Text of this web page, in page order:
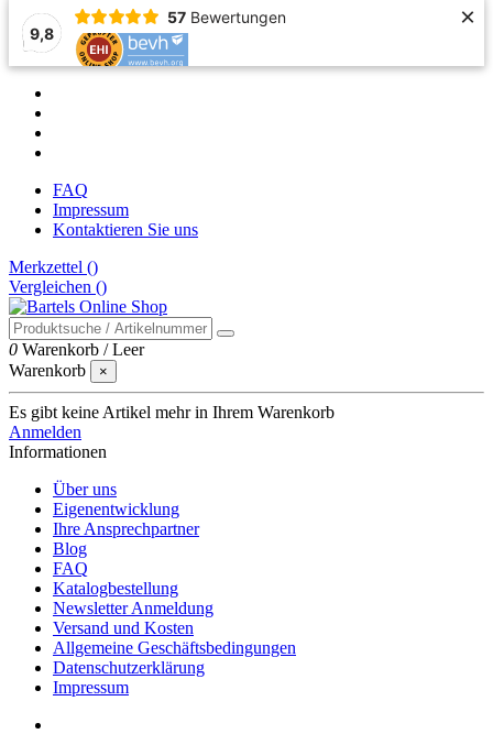
9,8
57 Bewertungen ×
FAQ
Impressum
Kontaktieren Sie uns
Merkzettel ()
Vergleichen ()
0 Warenkorb /Leer
Warenkorb
×
Es gibt keine Artikel mehr in Ihrem Warenkorb
Anmelden
Informationen
Über uns
Eigenentwicklung
Ihre Ansprechpartner
Blog
FAQ
Katalogbestellung
Newsletter Anmeldung
Versand und Kosten
Allgemeine Geschäftsbedingungen
Datenschutzerklärung
Impressum